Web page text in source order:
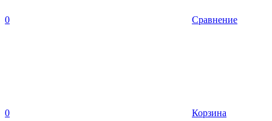
0 Сравнение
0 Корзина